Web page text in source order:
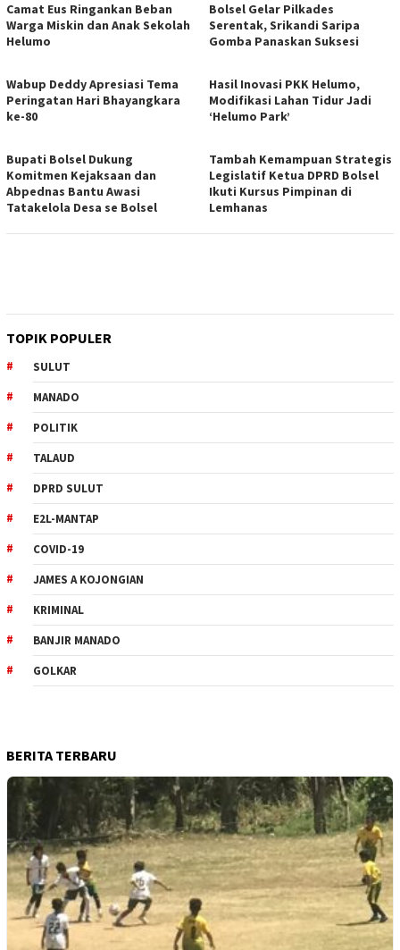
Camat Eus Ringankan Beban
Warga Miskin dan Anak Sekolah
Helumo
Bolsel Gelar Pilkades
Serentak, Srikandi Saripa
Gomba Panaskan Suksesi
Wabup Deddy Apresiasi Tema
Peringatan Hari Bhayangkara
ke-80
Hasil Inovasi PKK Helumo,
Modifikasi Lahan Tidur Jadi
‘Helumo Park’
Bupati Bolsel Dukung
Komitmen Kejaksaan dan
Abpednas Bantu Awasi
Tatakelola Desa se Bolsel
Tambah Kemampuan Strategis
Legislatif Ketua DPRD Bolsel
Ikuti Kursus Pimpinan di
Lemhanas
TOPIK POPULER
SULUT
MANADO
POLITIK
TALAUD
DPRD SULUT
E2L-MANTAP
COVID-19
JAMES A KOJONGIAN
KRIMINAL
BANJIR MANADO
GOLKAR
BERITA TERBARU